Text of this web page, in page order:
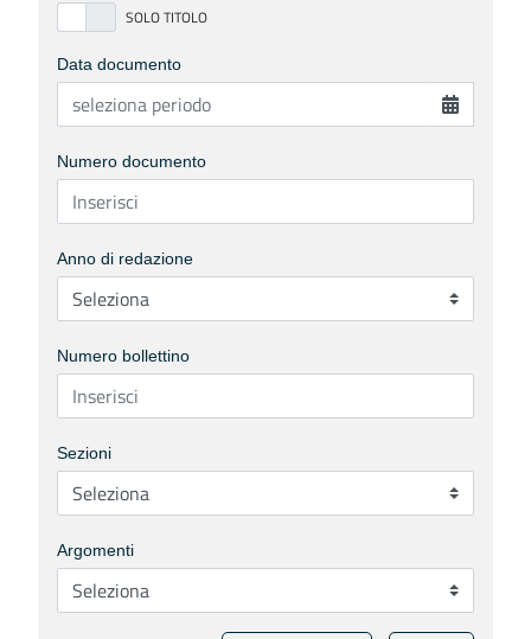
Data documento
Numero documento
Anno di redazione
Numero bollettino
Sezioni
Argomenti